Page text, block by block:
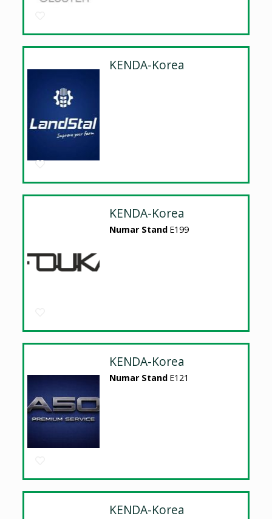
KENDA-Korea
KENDA-Korea
Numar Stand E199
KENDA-Korea
Numar Stand E121
KENDA-Korea